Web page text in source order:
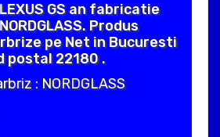
GS an fabricatie
Produs
pe Net in Bucuresti
postal 22180 .
: NORDGLASS